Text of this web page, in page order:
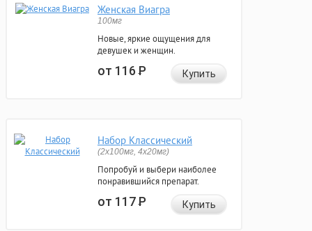
Женская Виагра
100мг
Новые, яркие ощущения для
девушек и женщин.
от 116Р Купить
Набор Классический
(2x100мг, 4x20мг)
Попробуй и выбери наиболее
понравившийся препарат.
от 117Р Купить